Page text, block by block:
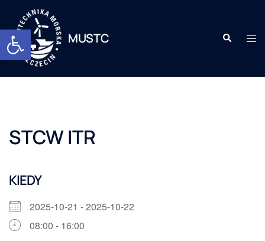
Otwórz pasek narzędzi
MUSTC
STCW ITR
KIEDY
2025-10-21 - 2025-10-22
08:00 - 16:00